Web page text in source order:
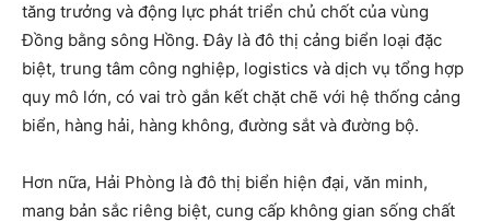
tăng trưởng và động lực phát triển chủ chốt của vùng
Đồng bằng sông Hồng. Đây là đô thị cảng biển loại đặc
biệt, trung tâm công nghiệp, logistics và dịch vụ tổng hợp
quy mô lớn, có vai trò gắn kết chặt chẽ với hệ thống cảng
biển, hàng hải, hàng không, đường sắt và đường bộ.
Hơn nữa, Hải Phòng là đô thị biển hiện đại, văn minh,
mang bản sắc riêng biệt, cung cấp không gian sống chất